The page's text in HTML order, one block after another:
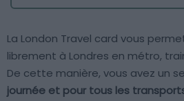
La London Travel card vous
librement à Londres en métro,
De cette manière, vous avez un
journée et pour tous les